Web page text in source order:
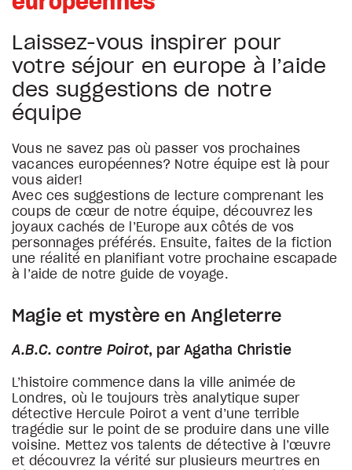
Laissez-vous inspirer pour
votre séjour en europe à l’aide
des suggestions de notre
équipe
Vous ne savez pas où passer vos prochaines
vacances européennes? Notre équipe est là pour
vous aider!
Avec ces suggestions de lecture comprenant les
coups de cœur de notre équipe, découvrez les
joyaux cachés de l’Europe aux côtés de vos
personnages préférés. Ensuite, faites de la fiction
une réalité en planifiant votre prochaine escapade
à l’aide de notre guide de voyage.
Magie et mystère en Angleterre
A.B.C. contre Poirot, par Agatha Christie
L’histoire commence dans la ville animée de
Londres, où le toujours très analytique super
détective Hercule Poirot a vent d’une terrible
tragédie sur le point de se produire dans une ville
voisine. Mettez vos talents de détective à l’œuvre
et découvrez la vérité sur plusieurs meurtres en